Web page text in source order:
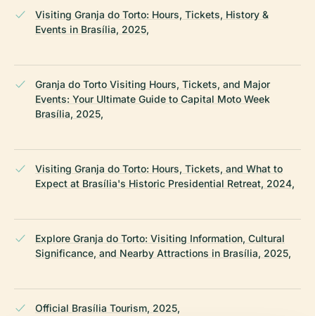
Visiting Granja do Torto: Hours, Tickets, History &
Events in Brasília, 2025,
Granja do Torto Visiting Hours, Tickets, and Major
Events: Your Ultimate Guide to Capital Moto Week
Brasília, 2025,
Visiting Granja do Torto: Hours, Tickets, and What to
Expect at Brasília's Historic Presidential Retreat, 2024,
Explore Granja do Torto: Visiting Information, Cultural
Significance, and Nearby Attractions in Brasília, 2025,
Official Brasília Tourism, 2025,